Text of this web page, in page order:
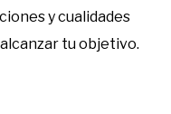
y cualidades
tu objetivo.